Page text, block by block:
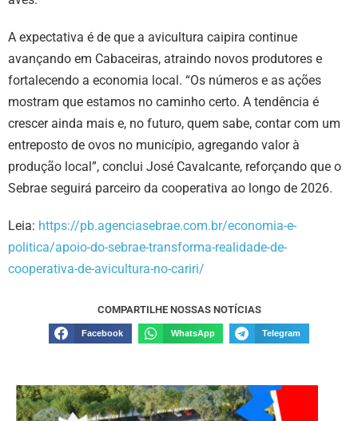
A expectativa é de que a avicultura caipira continue
avançando em Cabaceiras, atraindo novos produtores e
fortalecendo a economia local. “Os números e as ações
mostram que estamos no caminho certo. A tendência é
crescer ainda mais e, no futuro, quem sabe, contar com um
entreposto de ovos no município, agregando valor à
produção local”, conclui José Cavalcante, reforçando que o
Sebrae seguirá parceiro da cooperativa ao longo de 2026.
Leia: https://pb.agenciasebrae.com.br/economia-e-
politica/apoio-do-sebrae-transforma-realidade-de-
cooperativa-de-avicultura-no-cariri/
COMPARTILHE NOSSAS NOTÍCIAS
Facebook WhatsApp Telegram